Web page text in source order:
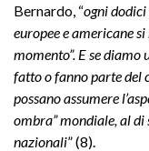
Bernardo, “ogni
europee e americane
momento”. E se diamo
fatto o fanno parte del
possano assumere
ombra” mondiale, al
nazionali” (8).